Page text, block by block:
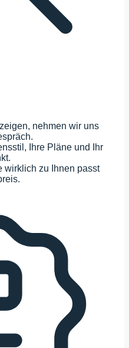
nehmen wir uns
Ihre Pläne und Ihr
wirklich zu Ihnen passt